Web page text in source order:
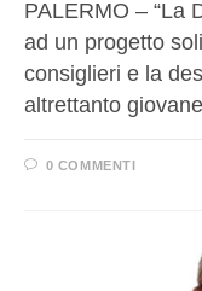
PALERMO – “La
ad un progetto
consiglieri e la
altrettanto
0 COMMENTI